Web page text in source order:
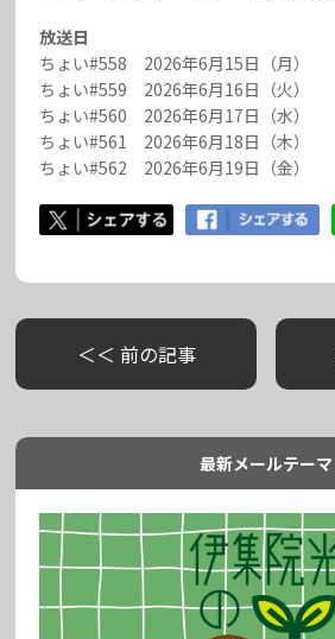
放送日
ちょい#558 2026年6月15日（月）
ちょい#559 2026年6月16日（火）
ちょい#560 2026年6月17日（水）
ちょい#561 2026年6月18日（木）
ちょい#562 2026年6月19日（金）
＜＜ 前の記事
最新メールテーマ